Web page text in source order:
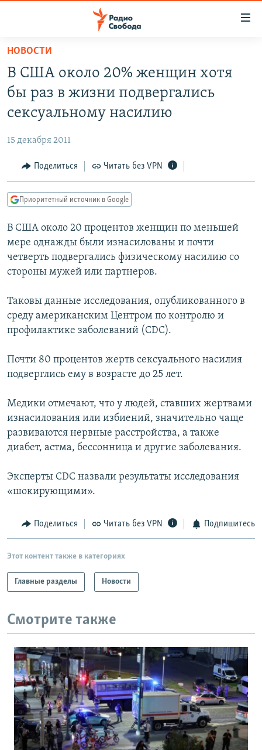
упрощенного
доступа
Вернуться
основному
Вернутся
Вернутся
поиску
ПОДКАСТЫ
АВТОРСКИЕ ПРОЕКТЫ
МНЕНИЯ
КУЛЬТУРА
КАВКАЗ.РЕАЛИИ
СЕВЕР.РЕАЛИИ
СИБИРЬ.РЕАЛИИ
РАСПИСАНИЕ ВЕЩАНИЯ
ПОДПИШИТЕСЬ НА РАССЫЛКУ
СОЦИАЛЬНЫЕ СЕТИ
Все сайты РСЕ/РС
НОВОСТИ
В США около 20% женщин хотя
бы раз в жизни подвергались
сексуальному насилию
15 декабря 2011
Поделиться Читать без VPN
Приоритетный источник в Google
В США около 20 процентов женщин по меньшей
мере однажды были изнасилованы и почти
четверть подвергались физическому насилию со
стороны мужей или партнеров.
Таковы данные исследования, опубликованного в
среду американским Центром по контролю и
профилактике заболеваний (CDC).
Почти 80 процентов жертв сексуального насилия
подверглись ему в возрасте до 25 лет.
Медики отмечают, что у людей, ставших жертвами
изнасилования или избиений, значительно чаще
развиваются нервные расстройства, а также
диабет, астма, бессонница и другие заболевания.
Эксперты CDC назвали результаты исследования
«шокирующими».
Поделиться Читать без VPN Подпишитесь
Этот контент также в категориях
Главные разделы Новости
Смотрите также